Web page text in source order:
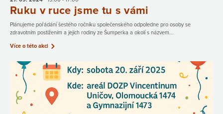
Ruku v ruce jsme tu s vámi
Plánujeme pořádání šestého ročníku společenského odpoledne pro osoby se
zdravotním postižením a jejich rodiny ze Šumperka a okolí s názvem...
Více o této akci